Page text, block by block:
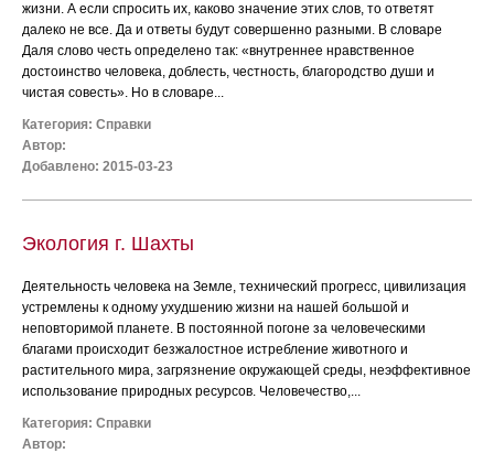
жизни. А если спросить их, каково значение этих слов, то ответят
далеко не все. Да и ответы будут совершенно разными. В словаре
Даля слово честь определено так: «внутреннее нравственное
достоинство человека, доблесть, честность, благородство души и
чистая совесть». Но в словаре...
Категория: Справки
Автор:
Добавлено: 2015-03-23
Экология г. Шахты
Деятельность человека на Земле, технический прогресс, цивилизация
устремлены к одному ухудшению жизни на нашей большой и
неповторимой планете. В постоянной погоне за человеческими
благами происходит безжалостное истребление животного и
растительного мира, загрязнение окружающей среды, неэффективное
использование природных ресурсов. Человечество,...
Категория: Справки
Автор: